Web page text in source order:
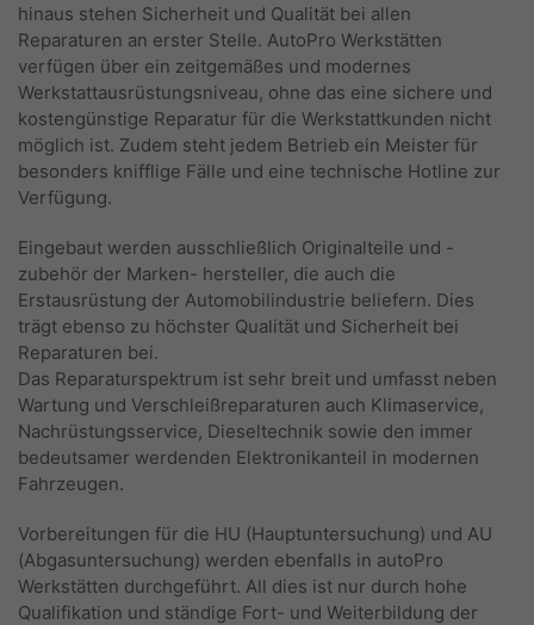
hinaus stehen Sicherheit und Qualität bei allen
Reparaturen an erster Stelle. AutoPro Werkstätten
verfügen über ein zeitgemäßes und modernes
Werkstattausrüstungsniveau, ohne das eine sichere und
kostengünstige Reparatur für die Werkstattkunden nicht
möglich ist. Zudem steht jedem Betrieb ein Meister für
besonders knifflige Fälle und eine technische Hotline zur
Verfügung.
Eingebaut werden ausschließlich Originalteile und -
zubehör der Marken- hersteller, die auch die
Erstausrüstung der Automobilindustrie beliefern. Dies
trägt ebenso zu höchster Qualität und Sicherheit bei
Reparaturen bei.
Das Reparaturspektrum ist sehr breit und umfasst neben
Wartung und Verschleißreparaturen auch Klimaservice,
Nachrüstungsservice, Dieseltechnik sowie den immer
bedeutsamer werdenden Elektronikanteil in modernen
Fahrzeugen.
Vorbereitungen für die HU (Hauptuntersuchung) und AU
(Abgasuntersuchung) werden ebenfalls in autoPro
Werkstätten durchgeführt. All dies ist nur durch hohe
Qualifikation und ständige Fort- und Weiterbildung der